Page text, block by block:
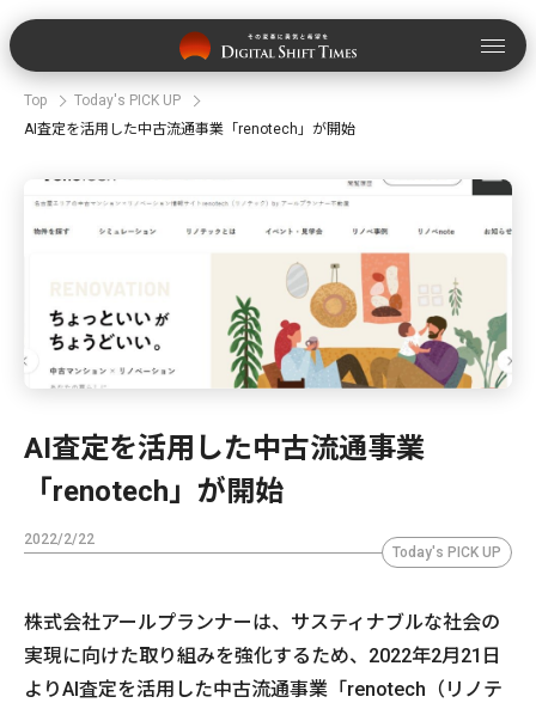
Top
Today's PICK UP
AI査定を活用した中古流通事業「renotech」が開始
AI査定を活用した中古流通事業
「renotech」が開始
2022/2/22
Today's PICK UP
株式会社アールプランナーは、サスティナブルな社会の
実現に向けた取り組みを強化するため、2022年2月21日
よりAI査定を活用した中古流通事業「renotech（リノテ